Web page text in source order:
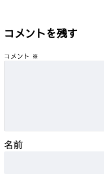
コメントを残す
コメント ※
名前